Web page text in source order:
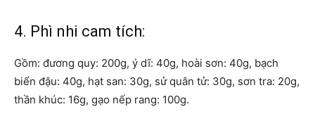
4. Phì nhi cam tích:
Gồm: đương quy: 200g, ý dĩ: 40g, hoài sơn: 40g, bạch
biển đậu: 40g, hạt san: 30g, sử quân tử: 30g, sơn tra: 20g,
thần khúc: 16g, gạo nếp rang: 100g.